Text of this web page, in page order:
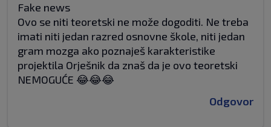
Fake news
Ovo se niti teoretski ne može dogoditi. Ne treba
imati niti jedan razred osnovne škole, niti jedan
gram mozga ako poznaješ karakteristike
projektila Orješnik da znaš da je ovo teoretski
NEMOGUĆE 😂😂😂
Odgovor